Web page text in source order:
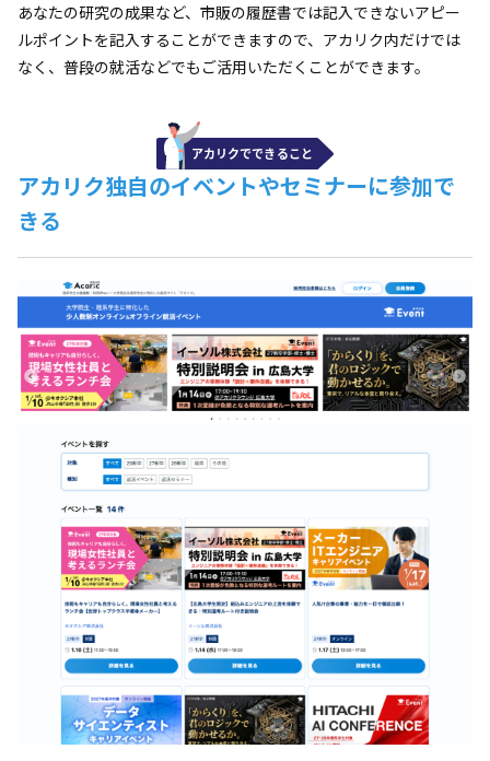
あなたの研究の成果など、市販の履歴書では記入できないアピー
ルポイントを記入することができますので、アカリク内だけでは
なく、普段の就活などでもご活用いただくことができます。
アカリク独自のイベントやセミナーに参加で
きる